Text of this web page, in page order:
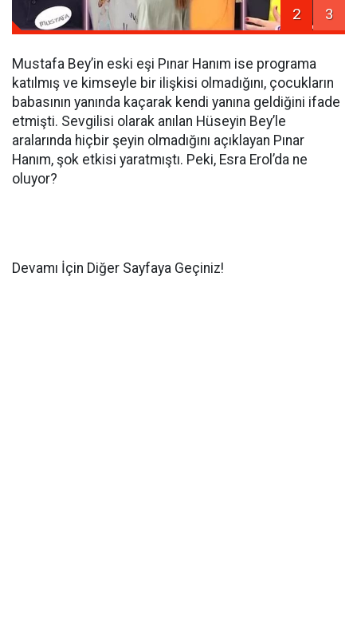
2 3
Mustafa Bey’in eski eşi Pınar Hanım ise programa
katılmış ve kimseyle bir ilişkisi olmadığını, çocukların
babasının yanında kaçarak kendi yanına geldiğini ifade
etmişti. Sevgilisi olarak anılan Hüseyin Bey’le
aralarında hiçbir şeyin olmadığını açıklayan Pınar
Hanım, şok etkisi yaratmıştı. Peki, Esra Erol’da ne
oluyor?
Devamı İçin Diğer Sayfaya Geçiniz!